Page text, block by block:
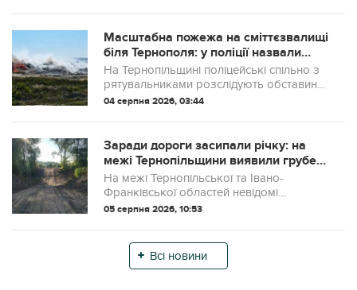
Volkswagen, Toyota та Lexus.
Масштабна пожежа на сміттєзвалищі
біля Тернополя: у поліції назвали
ймовірну причину займання.
На Тернопільщині поліцейські спільно з
рятувальниками розслідують обставини
пожежі на Малашівському сміттєзвалищі.
04 серпня 2026, 03:44
Заради дороги засипали річку: на
межі Тернопільщини виявили грубе
порушення
На межі Тернопільської та Івано-
Франківської областей невідомі
засипали частину русла річки Золота
переправу. Екологи вже
задокументували порушення та розп...
05 серпня 2026, 10:53
Всі новини